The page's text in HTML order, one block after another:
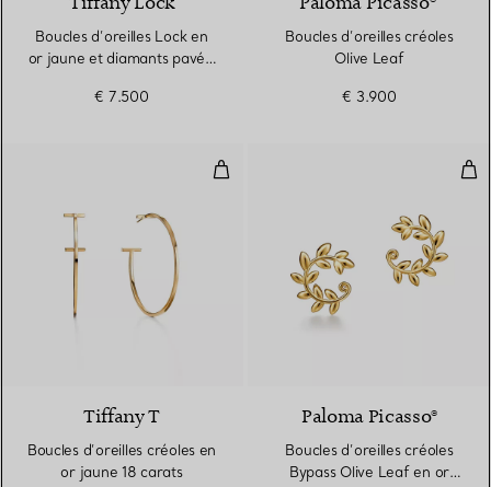
Boucles d’oreilles Lock en
or jaune et diamants pavés,
€ 7.500
Boucles d’oreilles créoles
Olive Leaf
€ 3.900
Boucles d’oreilles créoles en or
Tiffany T
Boucles d’oreilles créoles en
or jaune 18 carats
Paloma Picasso®
Boucles d’oreilles créoles
Bypass Olive Leaf en or